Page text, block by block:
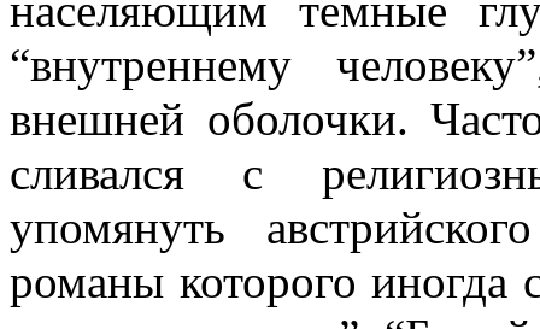
населяющим темные
“внутреннему
внешней оболочки.
сливался с
упомянуть
романы которого иногда